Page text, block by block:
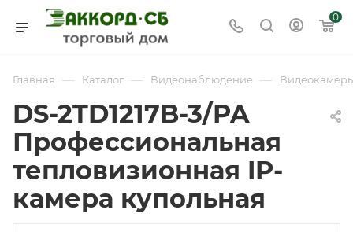
0
Главная — Каталог — Видеонаблюдение —
DS-2TD1217B-3/PA
Профессиональная
тепловизионная IP-
камера купольная